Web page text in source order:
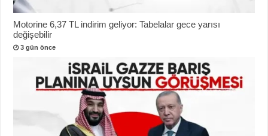
Motorine 6,37 TL indirim geliyor: Tabelalar gece yarısı
değişebilir
3 gün önce